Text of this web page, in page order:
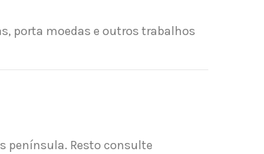
porta moedas e outros trabalhos
península. Resto consulte